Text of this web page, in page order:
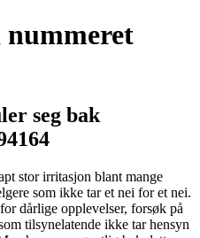
seg bak
stor irritasjon blant mange
som ikke tar et nei for et nei.
dårlige opplevelser, forsøk på
tilsynelatende ikke tar hensyn